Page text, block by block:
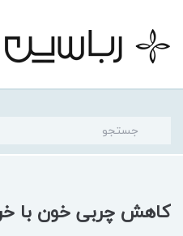
کاهش چربی خون با